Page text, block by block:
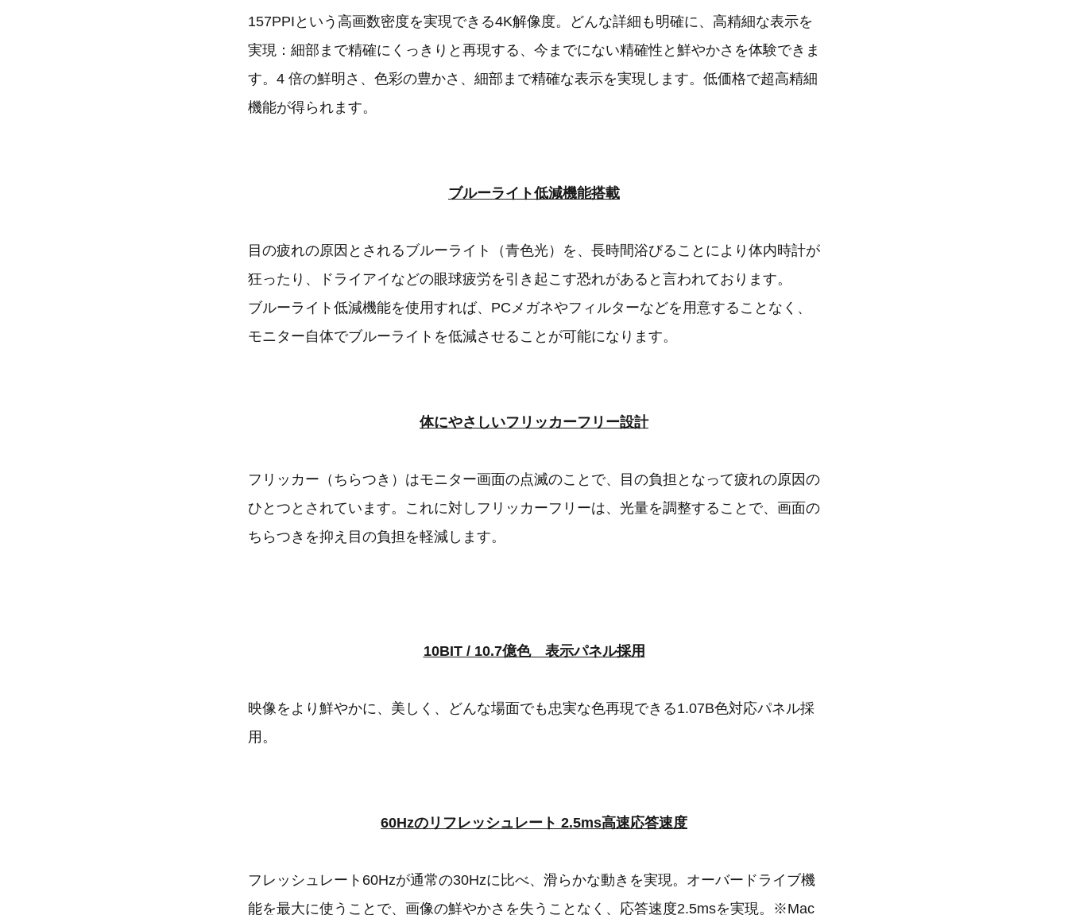
157PPIという高画数密度を実現できる4K解像度。どんな詳細も明確に、高精細な表示を
実現：細部まで精確にくっきりと再現する、今までにない精確性と鮮やかさを体験できま
す。4 倍の鮮明さ、色彩の豊かさ、細部まで精確な表示を実現します。低価格で超高精細
機能が得られます。
ブルーライト低減機能搭載
目の疲れの原因とされるブルーライト（青色光）を、長時間浴びることにより体内時計が
狂ったり、ドライアイなどの眼球疲労を引き起こす恐れがあると言われております。
ブルーライト低減機能を使用すれば、PCメガネやフィルターなどを用意することなく、
モニター自体でブルーライトを低減させることが可能になります。
体にやさしいフリッカーフリー設計
フリッカー（ちらつき）はモニター画面の点滅のことで、目の負担となって疲れの原因の
ひとつとされています。これに対しフリッカーフリーは、光量を調整することで、画面の
ちらつきを抑え目の負担を軽減します。
10BIT / 10.7億色 表示パネル採用
映像をより鮮やかに、美しく、どんな場面でも忠実な色再現できる1.07B色対応パネル採
用。
60Hzのリフレッシュレート 2.5ms高速応答速度
フレッシュレート60Hzが通常の30Hzに比べ、滑らかな動きを実現。オーバードライブ機
能を最大に使うことで、画像の鮮やかさを失うことなく、応答速度2.5msを実現。※Mac